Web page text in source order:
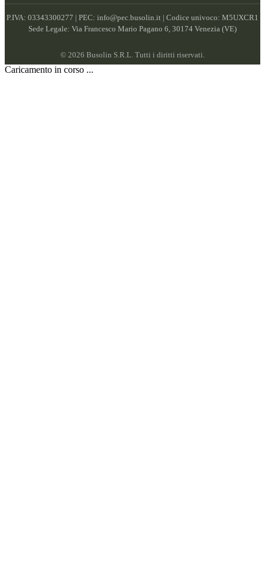
P.IVA: 03343300277 | PEC: info@pec.busolin.it | Codice univoco: M5UXCR1
Sede Legale: Via Francesco Mario Pagano 6, 30174 Venezia (VE)
© 2026 Busolin S.R.L. Tutti i diritti riservati.
Caricamento in corso ...